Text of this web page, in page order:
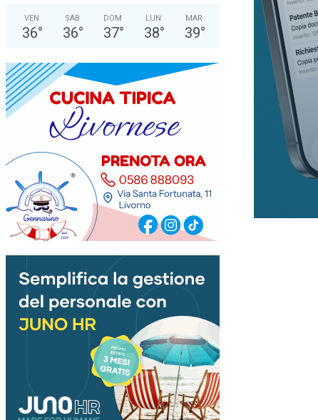
VEN
36°
SAB
36°
DOM
37°
LUN
38°
MAR
39°